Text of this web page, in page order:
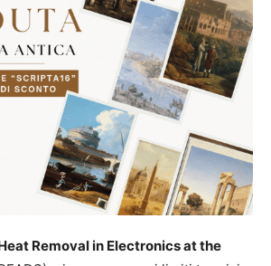
Removal in Electronics at the